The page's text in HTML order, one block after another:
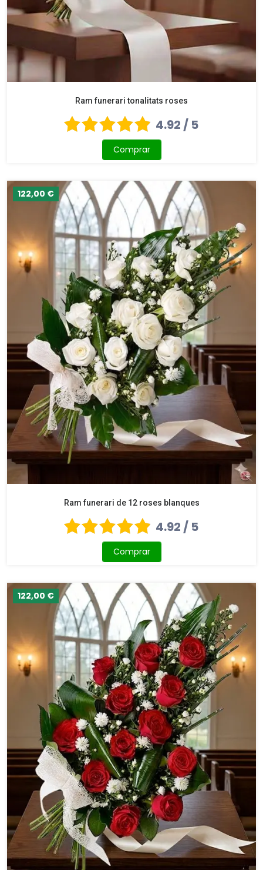
Ram funerari tonalitats roses
4.92 / 5
Comprar
122,00 €
Ram funerari de 12 roses blanques
4.92 / 5
Comprar
122,00 €